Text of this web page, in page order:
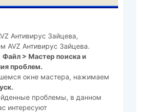
Антивирус Зайцева,
AVZ Антивирус Зайцева.
Файл > Мастер поиска и
проблем.
окне мастера, нажимаем
проблемы, в данном
интересуют